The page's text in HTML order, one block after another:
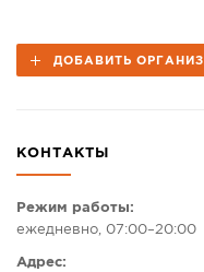
ОБЪЯВЛЕНИЯ
КАМЕРЫ
КОНКУРСЫ
ДОБАВИТЬ
КОНТАКТЫ
Режим работы:
ежедневно, 07:00–20:00
Адрес: